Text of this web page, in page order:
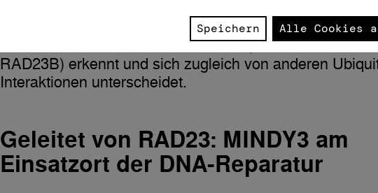
Grenzflächenreste identifiziert, die für die Bindung
Diese strukturellen Einblicke erklären, wie MINDY3
RAD23B) erkennt und sich zugleich von anderen
Interaktionen unterscheidet.
Geleitet von RAD23: MINDY3 am
Einsatzort der DNA-Reparatur
Speichern Alle Cookies